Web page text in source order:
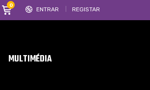
ENTRAR REGISTAR
0
MULTIMÉDIA